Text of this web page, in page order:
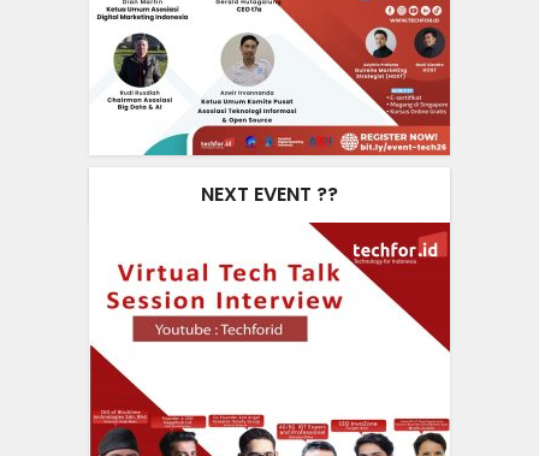
NEXT EVENT ??